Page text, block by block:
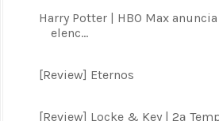
Harry Potter | HBO Max
elenc...
[Review] Eternos
[Review] Locke & Key | 2ª